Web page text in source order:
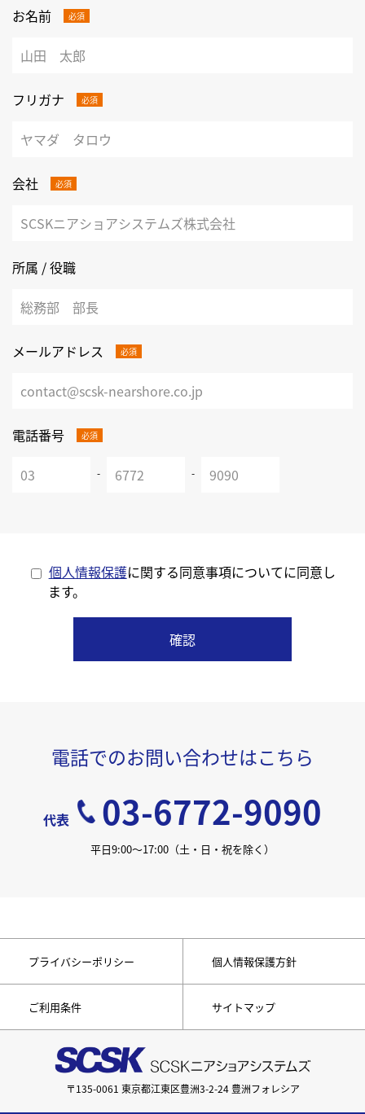
お名前 必須
フリガナ 必須
会社 必須
所属 / 役職
メールアドレス 必須
電話番号 必須
- -
個人情報保護に関する同意事項についてに同意し
ます。
確認
電話でのお問い合わせはこちら
代表 03-6772-9090
平日9:00〜17:00 （土・日・祝を除く）
〒135-0061 東京都江東区豊洲3-2-24 豊洲フォレシア
プライバシーポリシー 個人情報保護方針
ご利用条件 サイトマップ